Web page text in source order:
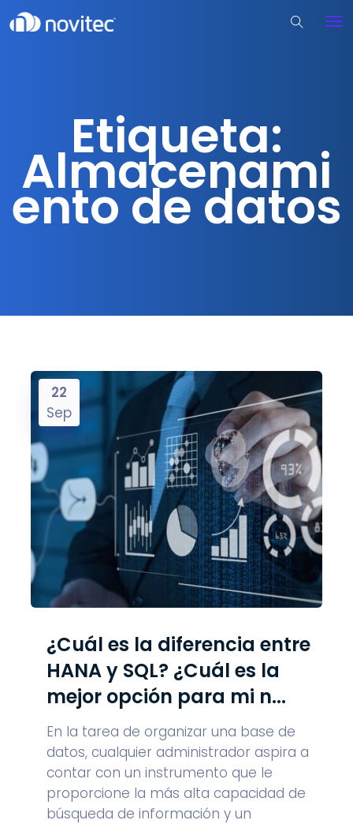
Etiqueta:
Almacenami
ento de datos
22
Sep
¿Cuál es la diferencia entre
HANA y SQL? ¿Cuál es la
mejor opción para mi n...
En la tarea de organizar una base de
datos, cualquier administrador aspira a
contar con un instrumento que le
proporcione la más alta capacidad de
búsqueda de información y un